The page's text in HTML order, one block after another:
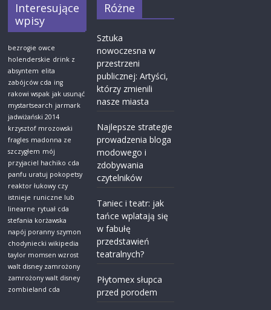
Interesujące
wpisy
bezrogie owce
holenderskie drink z
absyntem elita
zabójców cda ing
rakowi wspak jak usunąć
mystartsearch jarmark
jadwiżański 2014
krzysztof mrozowski
fragles madonna ze
szczygłem mój
przyjaciel hachiko cda
panfu uratuj pokopetsy
reaktor łukowy czy
istnieje runiczne lub
linearne rytuał cda
stefania korżawska
napój poranny szymon
chodyniecki wikipedia
taylor momsen wzrost
walt disney zamrożony
zamrożony walt disney
zombieland cda
Różne
Sztuka
nowoczesna w
przestrzeni
publicznej: Artyści,
którzy zmienili
nasze miasta
Najlepsze strategie
prowadzenia bloga
modowego i
zdobywania
czytelników
Taniec i teatr: jak
tańce wplatają się
w fabułę
przedstawień
teatralnych?
Płytomex słupca
przed porodem